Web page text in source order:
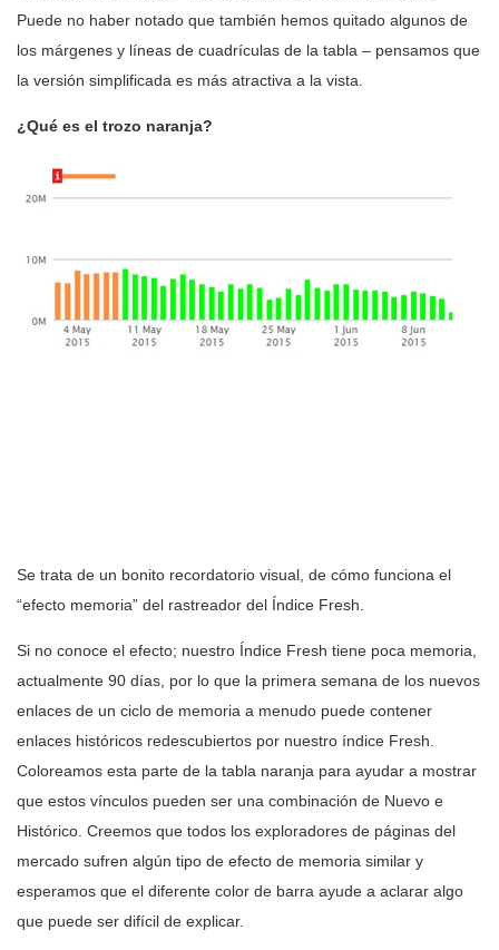
Puede no haber notado que también hemos quitado algunos de
los márgenes y líneas de cuadrículas de la tabla – pensamos que
la versión simplificada es más atractiva a la vista.
¿Qué es el trozo naranja?
Se trata de un bonito recordatorio visual, de cómo funciona el
“efecto memoria” del rastreador del Índice Fresh.
Si no conoce el efecto; nuestro Índice Fresh tiene poca memoria,
actualmente 90 días, por lo que la primera semana de los nuevos
enlaces de un ciclo de memoria a menudo puede contener
enlaces históricos redescubiertos por nuestro índice Fresh.
Coloreamos esta parte de la tabla naranja para ayudar a mostrar
que estos vínculos pueden ser una combinación de Nuevo e
Histórico. Creemos que todos los exploradores de páginas del
mercado sufren algún tipo de efecto de memoria similar y
esperamos que el diferente color de barra ayude a aclarar algo
que puede ser difícil de explicar.